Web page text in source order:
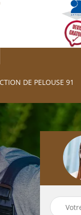
DE PELOUSE 91
d'arbres
91